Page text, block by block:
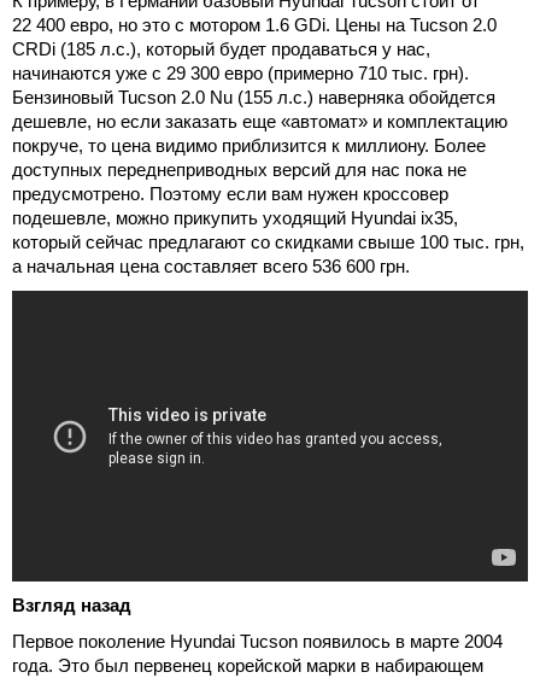
22 400 евро, но это с мотором 1.6 GDi. Цены на Tucson 2.0
CRDi (185 л.с.), который будет продаваться у нас,
начинаются уже с 29 300 евро (примерно 710 тыс. грн).
Бензиновый Tucson 2.0 Nu (155 л.с.) наверняка обойдется
дешевле, но если заказать еще «автомат» и комплектацию
покруче, то цена видимо приблизится к миллиону. Более
доступных переднеприводных версий для нас пока не
предусмотрено. Поэтому если вам нужен кроссовер
подешевле, можно прикупить уходящий Hyundai ix35,
который сейчас предлагают со скидками свыше 100 тыс. грн,
а начальная цена составляет всего 536 600 грн.
Взгляд назад
Первое поколение Hyundai Tucson появилось в марте 2004
года. Это был первенец корейской марки в набирающем